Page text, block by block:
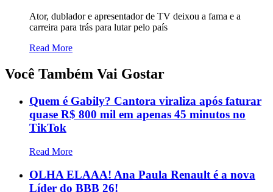
Ator, dublador e apresentador de TV deixou a fama e a
carreira para trás para lutar pelo país
Read More
Você Também Vai Gostar
Quem é Gabily? Cantora viraliza após faturar
quase R$ 800 mil em apenas 45 minutos no
TikTok
Read More
OLHA ELAAA! Ana Paula Renault é a nova
Líder do BBB 26!